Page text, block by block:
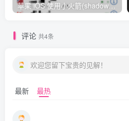
苹果 iOS 使用小火箭(shadowrocket)新手教程
评论 共4条
欢迎您留下宝贵的见解！
最新 最热